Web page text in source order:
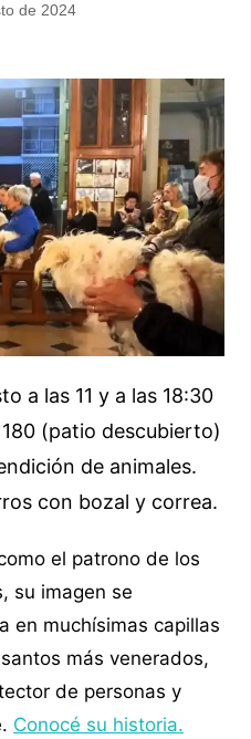
de 2024
a las 11 y a las 18:30
(patio descubierto)
de animales.
con bozal y correa.
el patrono de los
su imagen se
en muchísimas capillas
más venerados,
de personas y
Conocé su historia.